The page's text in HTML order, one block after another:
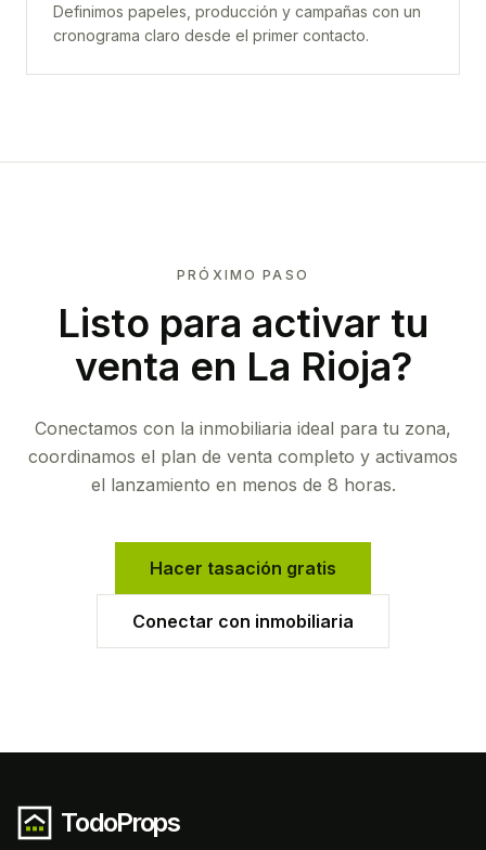
Definimos papeles, producción y campañas con un
cronograma claro desde el primer contacto.
PRÓXIMO PASO
Listo para activar tu
venta en La Rioja?
Conectamos con la inmobiliaria ideal para tu zona,
coordinamos el plan de venta completo y activamos
el lanzamiento en menos de 8 horas.
Hacer tasación gratis
Conectar con inmobiliaria
TodoProps